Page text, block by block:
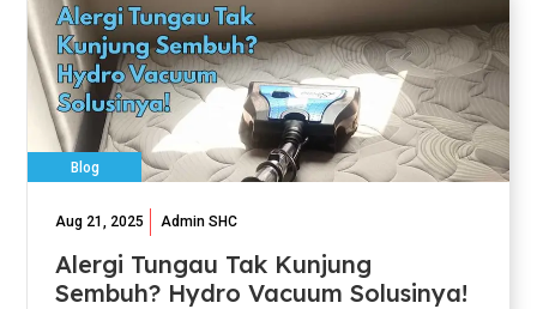
Blog
Aug 21, 2025 Admin SHC
Alergi Tungau Tak Kunjung
Sembuh? Hydro Vacuum Solusinya!